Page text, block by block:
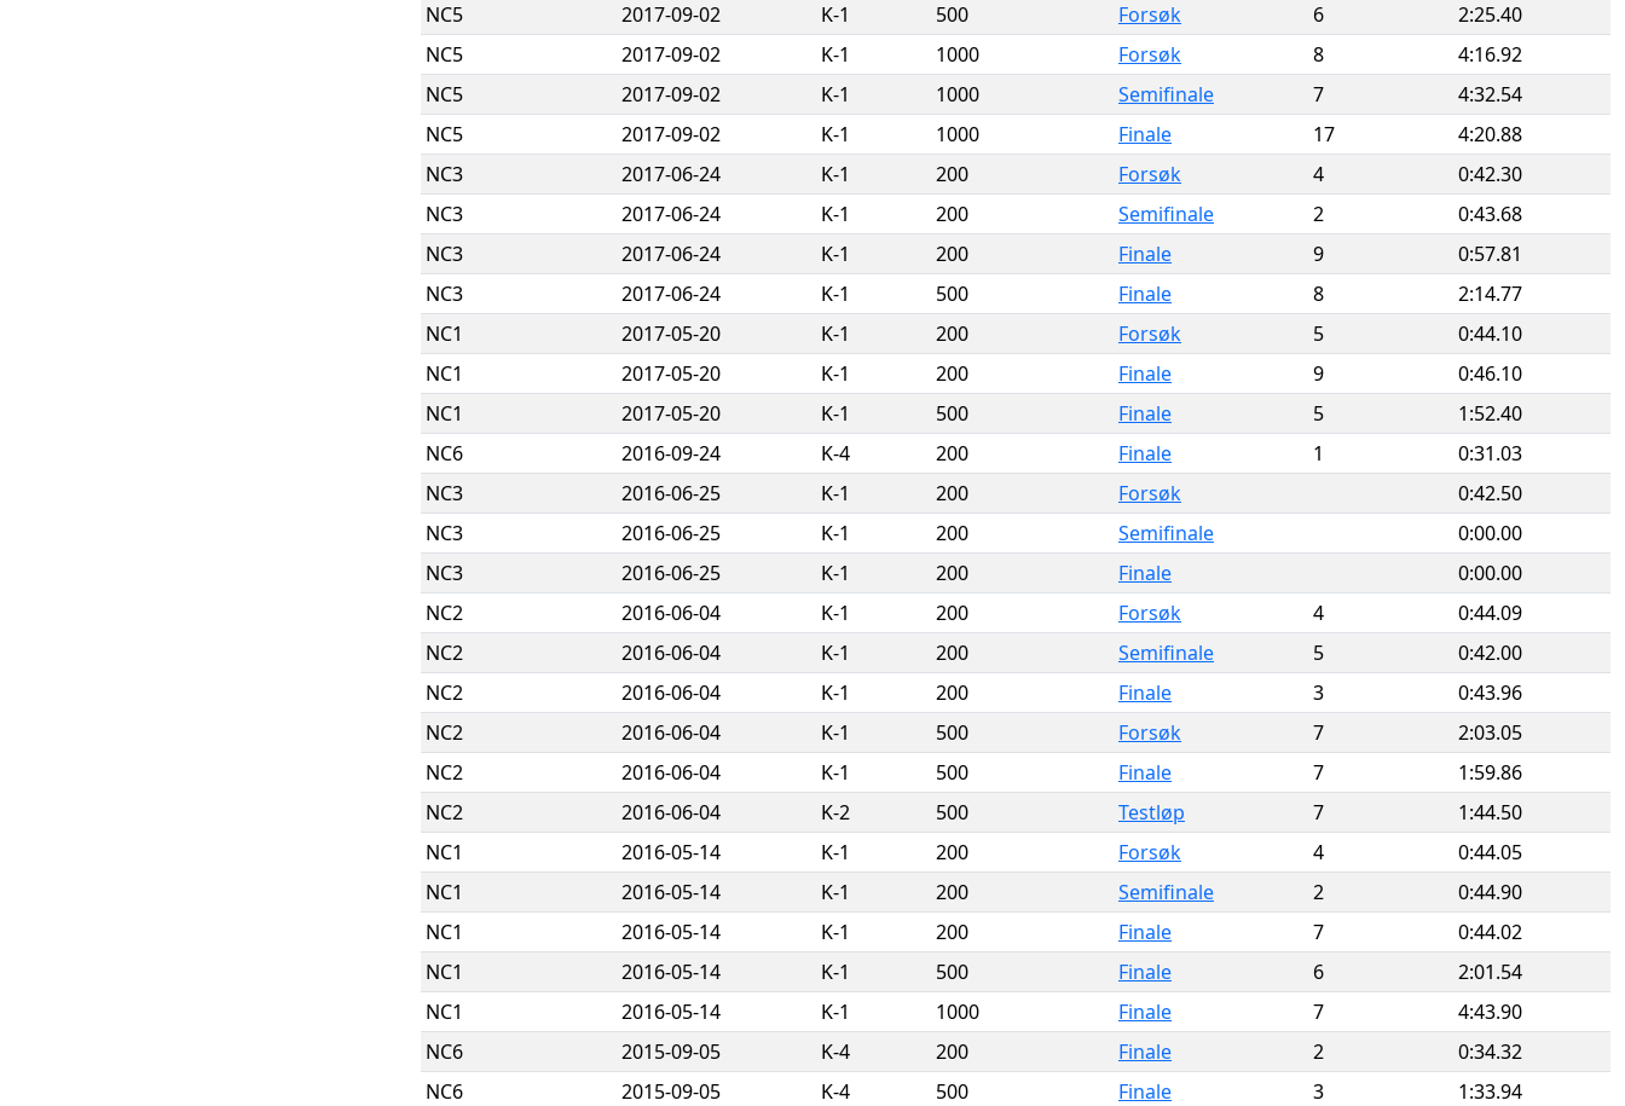
NC5
2017-09-02 K-1 500 Forsøk 6
2:25.40
NC5
2017-09-02 K-1 1000 Forsøk 8
4:16.92
NC5
2017-09-02 K-1 1000 Semifinale 7
4:32.54
NC5
2017-09-02 K-1 1000 Finale 17
4:20.88
NC3
2017-06-24 K-1 200 Forsøk 4
0:42.30
NC3
2017-06-24 K-1 200 Semifinale 2
0:43.68
NC3
2017-06-24 K-1 200 Finale 9
0:57.81
NC3
2017-06-24 K-1 500 Finale 8
2:14.77
NC1
2017-05-20 K-1 200 Forsøk 5
0:44.10
NC1
2017-05-20 K-1 200 Finale 9
0:46.10
NC1
2017-05-20 K-1 500 Finale 5
1:52.40
NC6
2016-09-24 K-4 200 Finale 1
0:31.03
NC3
2016-06-25 K-1 200 Forsøk
0:42.50
NC3
2016-06-25 K-1 200 Semifinale
0:00.00
NC3
2016-06-25 K-1 200 Finale
0:00.00
NC2
2016-06-04 K-1 200 Forsøk 4
0:44.09
NC2
2016-06-04 K-1 200 Semifinale 5
0:42.00
NC2
2016-06-04 K-1 200 Finale 3
0:43.96
NC2
2016-06-04 K-1 500 Forsøk 7
2:03.05
NC2
2016-06-04 K-1 500 Finale 7
1:59.86
NC2
2016-06-04 K-2 500 Testløp 7
1:44.50
NC1
2016-05-14 K-1 200 Forsøk 4
0:44.05
NC1
2016-05-14 K-1 200 Semifinale 2
0:44.90
NC1
2016-05-14 K-1 200 Finale 7
0:44.02
NC1
2016-05-14 K-1 500 Finale 6
2:01.54
NC1
2016-05-14 K-1 1000 Finale 7
4:43.90
NC6
2015-09-05 K-4 200 Finale 2
0:34.32
NC6
2015-09-05 K-4 500 Finale 3
1:33.94